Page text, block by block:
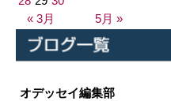
« 3月 5月 »
オデッセイ編集部